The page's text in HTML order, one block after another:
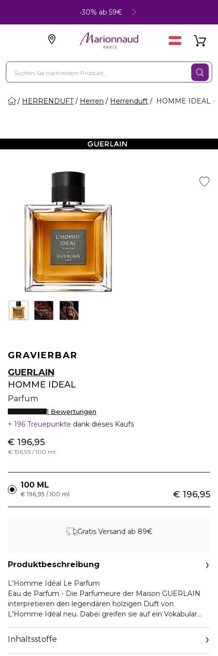
-30% ab 59€
HERRENDUFT Herren Herrenduft HOMME IDEAL -
GRAVIERBAR
GUERLAIN
HOMME IDEAL
Parfum
1 Bewertungen
196 Treuepunkte dank dieses Kaufs
€ 196,95
€ 196,95 / 100 ml
100 ML
€ 196,95
€ 196,95 / 100 ml
Gratis Versand ab 89€
Produktbeschreibung
L'Homme Idéal Le Parfum
Eau de Parfum - Die Parfumeure der Maison GUERLAIN
interpretieren den legendären holzigen Duft von
L'Homme Idéal neu. Dabei greifen sie auf ein Vokabular
Gemeinsamkeiten mit der Parfumkunst aufweist. Von
diesem Universum haben sie sich inspirieren lassen zu
Inhaltsstoffe